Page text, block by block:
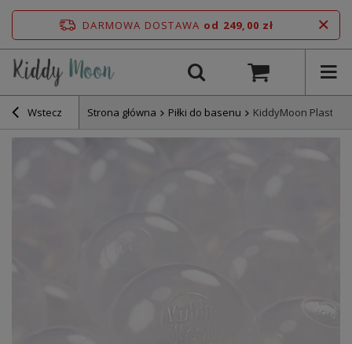
DARMOWA DOSTAWA od 249,00 zł
Wstecz Strona główna Piłki do basenu KiddyMoon